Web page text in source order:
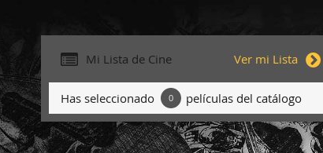
Mi Lista de Cine Ver mi Lista
Has seleccionado 0 películas del catálogo